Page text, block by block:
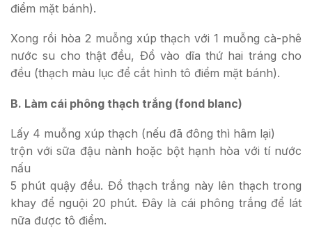
điểm mặt bánh).
Xong rồi hòa 2 muỗng xúp thạch với 1 muỗng cà-phê
nước su cho thật đều, Ðổ vào dĩa thứ hai tráng cho
đều (thạch màu lục để cắt hình tô điểm mặt bánh).
B. Làm cái phông thạch trắng (fond blanc)
Lấy 4 muỗng xúp thạch (nếu đã đông thì hâm lại)
trộn với sữa đậu nành hoặc bột hạnh hòa với tí nước
nấu
5 phút quậy đều. Ðổ thạch trắng này lên thạch trong
khay để nguội 20 phút. Ðây là cái phông trắng để lát
nữa được tô điểm.